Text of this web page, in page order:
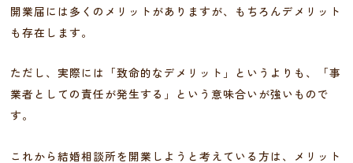
開業届には多くのメリットがありますが、もちろんデメリット
も存在します。
ただし、実際には「致命的なデメリット」というよりも、「事
業者としての責任が発生する」という意味合いが強いもので
す。
これから結婚相談所を開業しようと考えている方は、メリット